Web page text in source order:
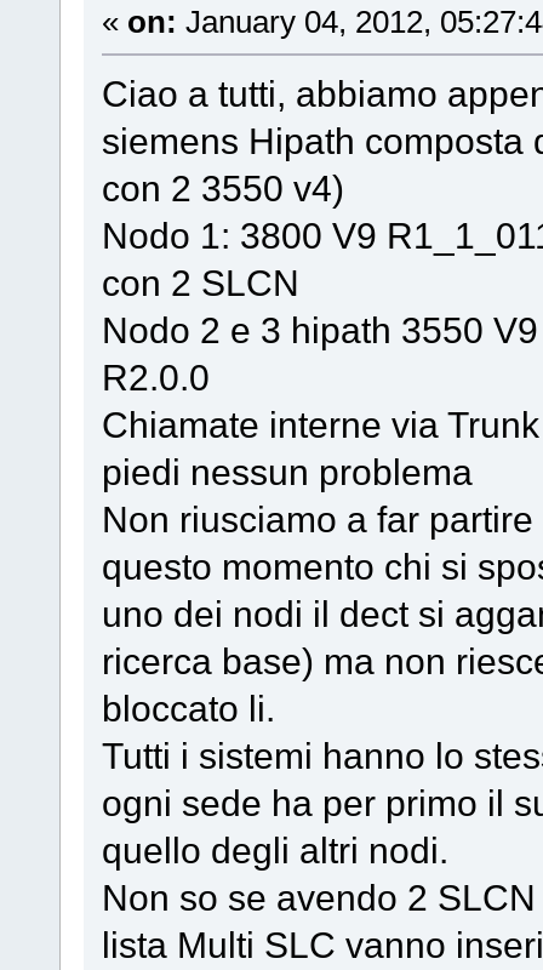
« on: January 04, 2012,
Ciao a tutti, abbiamo
siemens Hipath composta
con 2 3550 v4)
Nodo 1: 3800 V9
con 2 SLCN
Nodo 2 e 3 hipath 3550
R2.0.0
Chiamate interne via
piedi nessun problema
Non riusciamo a far
questo momento chi si
uno dei nodi il dect si
ricerca base) ma non
bloccato li.
Tutti i sistemi hanno lo
ogni sede ha per primo il
quello degli altri nodi.
Non so se avendo 2
lista Multi SLC vanno